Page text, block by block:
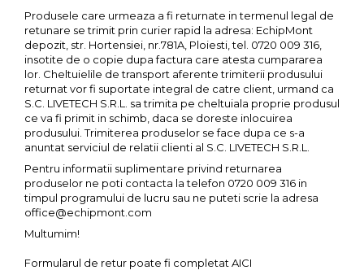
Tricouri/Bluze
Barbati
Femei
Veste
Barbati
Femei
Copii
Jachete Softshell
Barbati
Femei
Copii
Sepci/Vizere
Produsele care urmeaza a fi returnate in termenul legal de
retunare se trimit prin curier rapid la adresa: EchipMont
depozit, str. Hortensiei, nr.781A, Ploiesti, tel. 0720 009 316,
insotite de o copie dupa factura care atesta cumpararea
lor. Cheltuielile de transport aferente trimiterii produsului
returnat vor fi suportate integral de catre client, urmand ca
S.C. LIVETECH S.R.L. sa trimita pe cheltuiala proprie produsul
ce va fi primit in schimb, daca se doreste inlocuirea
produsului. Trimiterea produselor se face dupa ce s-a
anuntat serviciul de relatii clienti al S.C. LIVETECH S.R.L.
Pentru informatii suplimentare privind returnarea
produselor ne poti contacta la telefon 0720 009 316 in
timpul programului de lucru sau ne puteti scrie la adresa
office@echipmont.com
Multumim!
Formularul de retur poate fi completat AICI